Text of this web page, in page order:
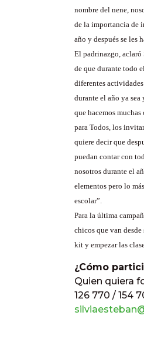
nombre del nene,
de la importancia de
año y después se les
El padrinazgo, aclaró
de que durante todo
diferentes
durante el año ya
que hacemos
para Todos, los
quiere decir que
puedan contar con
nosotros durante el
elementos pero lo
escolar”.
Para la última
chicos que van
kit y empezar las
¿Cómo
Quien quiera
126 770 / 154